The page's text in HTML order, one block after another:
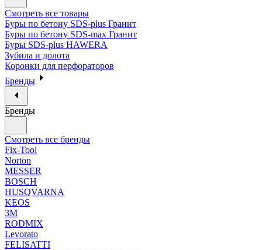
Смотреть все товары
Буры по бетону SDS-plus Гранит
Буры по бетону SDS-max Гранит
Буры SDS-plus HAWERA
Зубила и долота
Коронки для перфораторов
Бренды
Бренды
Смотреть все бренды
Fix-Tool
Norton
MESSER
BOSCH
HUSQVARNA
KEOS
3М
RODMIX
Levorato
FELISATTI